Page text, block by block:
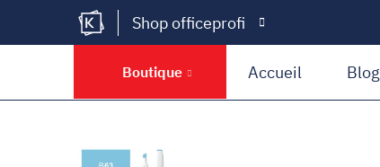
Shop officeprofi
Boutique Accueil Blog